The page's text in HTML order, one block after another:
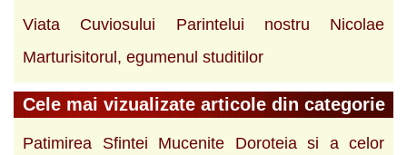
Viata Cuviosului Parintelui nostru Nicolae
Marturisitorul, egumenul studitilor
Cele mai vizualizate articole din categorie
Patimirea Sfintei Mucenite Doroteia si a celor